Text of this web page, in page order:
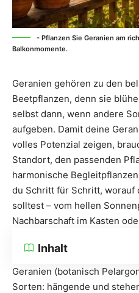
- Pflanzen Sie Geranien am
Balkonmomente.
Geranien gehören zu den
Beetpflanzen, denn sie
selbst dann, wenn andere
aufgeben. Damit deine
volles Potenzial zeigen,
Standort, den passenden
harmonische
du Schritt für Schritt, worauf
solltest – vom hellen
Nachbarschaft im Kasten
Inhalt
Geranien (botanisch
Sorten: hängende und